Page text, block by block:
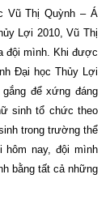
Vũ Thị Quỳnh – Á
Lợi 2010, Vũ Thị
đội mình. Khi được
Đại học Thủy Lợi
để xứng đáng
sinh tổ chức theo
trong trường thể
hôm nay, đội mình
bằng tất cả những